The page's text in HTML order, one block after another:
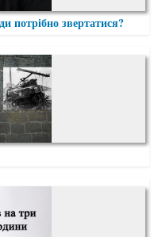
потрібно звертатися?